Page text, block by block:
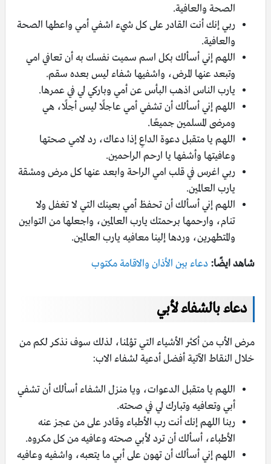
الصحة والعافية.
ربي إنك أنت القادر على كل شيء اشفي أمي واعطها الصحة
والعافية.
اللهم إني أسألك بكل اسم سميت نفسك به أن تعافي امي
وتبعد عنها المرض، واشفيها شفاء ليس بعده سقم.
يارب الناس اذهب البأس عن أمي وباركي لي في عمرها.
اللهم إني أسألك أن تشفي أمي عاجلًا ليس أجلًا، هي
ومرضى المسلمين جميعًا.
اللهم يا متقبل دعوة الداعِ إذا دعاك، رد لامي صحتها
وعافيتها وأشفها يا ارحم الراحمين.
ربي اغرس في قلب امي الراحة وابعد عنها كل مرض ومشقة
يارب العالمين.
اللهم إني أسألك أن تحفظ أمي بعينك التي لا تغفل ولا
تنام، وارحمها برحمتك يارب العالمين، واجعلها من التوابين
والمتطهرين، وردها إلينا معافيه يارب العالمين.
شاهد ايضًا: دعاء بين الأذان والاقامة مكتوب
دعاء بالشفاء لأبي
مرض الأب من أكثر الأشياء التي تؤلمنا، لذلك سوف نذكر لكم من
خلال النقاط الآتية أفضل أدعية لشفاء الاب:
اللهم يا متقبل الدعوات، ويا منزل الشفاء أسألك أن تشفي
أبي وتعافيه وتبارك لي في صحته.
ربنا اللهم إنك أنت رب الأطباء وقادر على من عجز عنه
الأطباء، أسألك أن ترد لأبي صحته وعافيه من كل مكروه.
اللهم إني أسألك أن تهون على أبي ما يتعبه، واشفيه وعافيه